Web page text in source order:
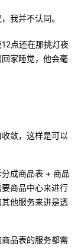
我并不认同。
点还在那挑灯夜
家睡觉，他会毫
敛，这样是可以
成商品表 + 商品
商品中心来进行
他服务来讲是透
品表的服务都需